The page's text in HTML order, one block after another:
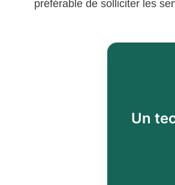
préférable de solliciter les
Un